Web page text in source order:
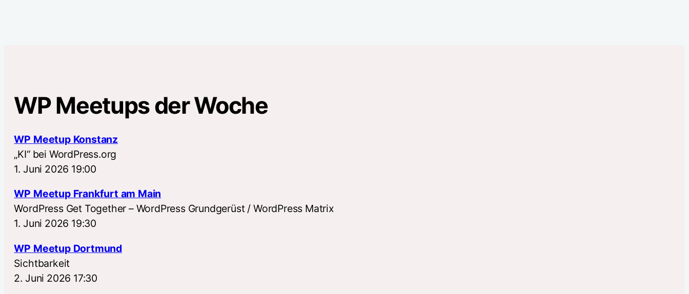
WP Meetups der Woche
WP Meetup Konstanz
„KI“ bei WordPress.org
1. Juni 2026 19:00
WP Meetup Frankfurt am Main
WordPress Get Together – WordPress Grundgerüst / WordPress Matrix
1. Juni 2026 19:30
WP Meetup Dortmund
Sichtbarkeit
2. Juni 2026 17:30